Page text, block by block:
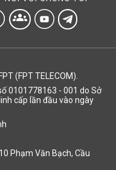
groups
(FPT TELECOM).
0101778163 - 001 do Sở
cấp lần đầu vào ngày
Phạm Văn Bạch, Cầu